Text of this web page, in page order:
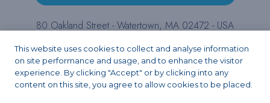
80 Oakland Street - Watertown, MA 02472 - USA
T (800) 343-4342 - T (617) 926-6666 - F (617) 926-
6262 -contact@pulpdent.com
FacebookInstagramLinkedIn
X YouTube
This website uses cookies to collect and analyse information
on site performance and usage, and to enhance the visitor
experience. By clicking "Accept" or by clicking into any
content on this site, you agree to allow cookies to be placed.